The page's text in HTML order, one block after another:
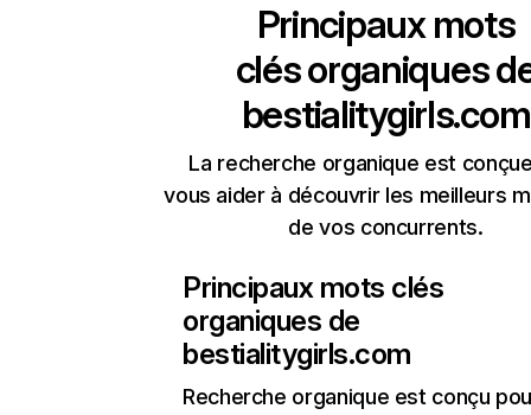
Principaux mots
clés organiques
bestialitygirls.com
La recherche organique est
vous aider à découvrir les meilleurs
de vos concurrents.
Principaux mots clés
organiques de
bestialitygirls.com
Recherche organique est conçu